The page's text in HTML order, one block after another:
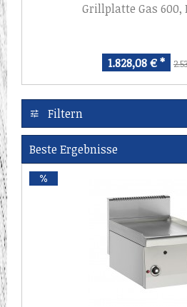
Grillplatte Gas 600,
1.828,08 € *
Filtern